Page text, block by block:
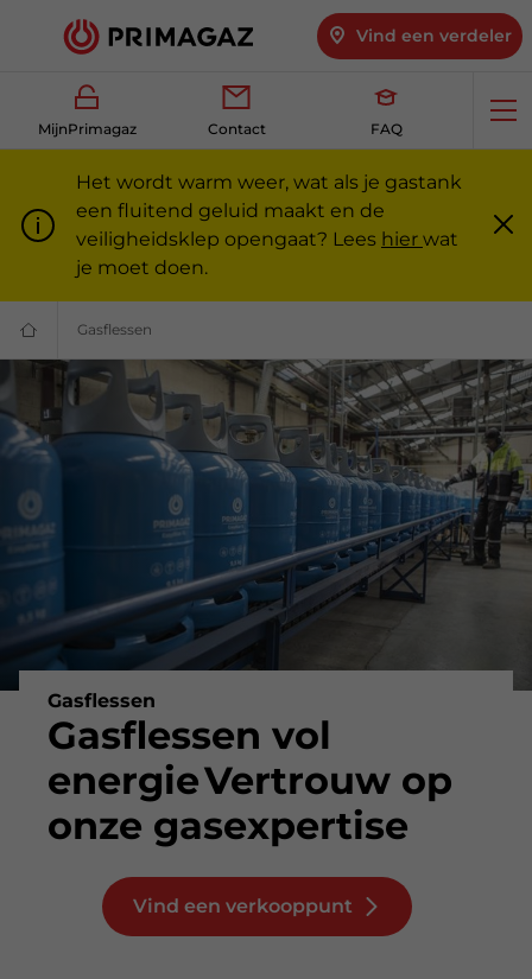
Vind een verdeler
MijnPrimagaz Contact FAQ
Het wordt warm weer, wat als je gastank
een fluitend geluid maakt en de
veiligheidsklep opengaat? Lees hier wat
je moet doen.
Gas
voor
particulieren
professionals
|
Primagaz
Gasflessen
Gasflessen
Gasflessen vol
energieVertrouw op
onze gasexpertise
Vind een verkooppunt